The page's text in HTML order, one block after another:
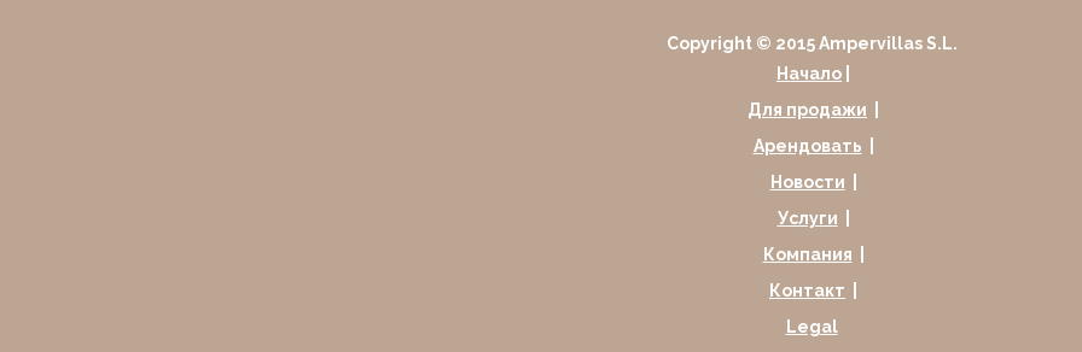
Copyright © 2015 Ampervillas S.L.
Начало
Для продажи
Арендовать
Новости
Услуги
Компания
Контакт
Legal